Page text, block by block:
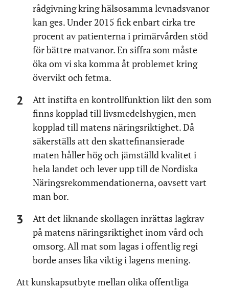
rådgivning kring hälsosamma levnadsvanor
kan ges. Under 2015 fick enbart cirka tre
procent av patienterna i primärvården stöd
för bättre matvanor. En siffra som måste
öka om vi ska komma åt problemet kring
övervikt och fetma.
Att instifta en kontrollfunktion likt den som
finns kopplad till livsmedelshygien, men
kopplad till matens näringsriktighet. Då
säkerställs att den skattefinansierade
maten håller hög och jämställd kvalitet i
hela landet och lever upp till de Nordiska
Näringsrekommendationerna, oavsett vart
man bor.
Att det liknande skollagen inrättas lagkrav
på matens näringsriktighet inom vård och
omsorg. All mat som lagas i offentlig regi
borde anses lika viktig i lagens mening.
Att kunskapsutbyte mellan olika offentliga